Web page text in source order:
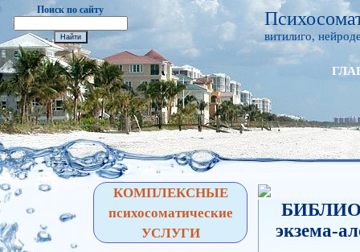
Поиск по сайту
витилиго,
КОМПЛЕКСНЫЕ
психосоматические
УСЛУГИ
экзема-